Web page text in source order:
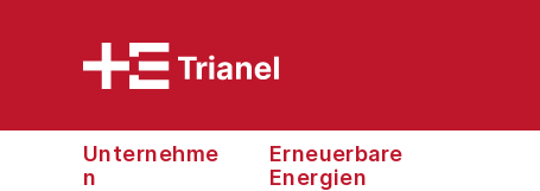
Unternehme
n
Erneuerbare
Energien